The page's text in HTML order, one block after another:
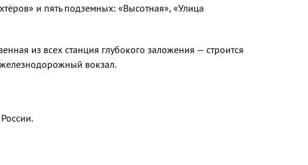
и пять подземных: «Высотная», «Улица
из всех станция глубокого заложения — строится
вокзал.